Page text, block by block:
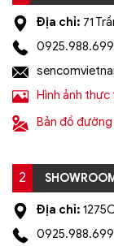
Địa chỉ: 71
Hình ảnh
Bản đồ đường
2
Địa chỉ: